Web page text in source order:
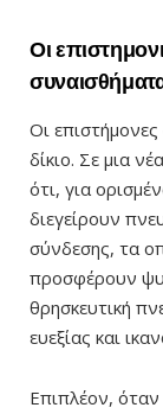
Οι
Οι
δίκιο. Σε μια
ότι, για
διεγείρουν
σύνδεσης, τα
προσφέρουν
θρησκευτική
ευεξίας και
Επιπλέον, όταν